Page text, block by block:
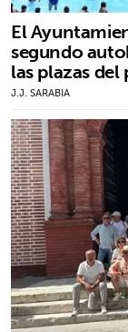
El
segundo
las plazas
J.J. SARABIA